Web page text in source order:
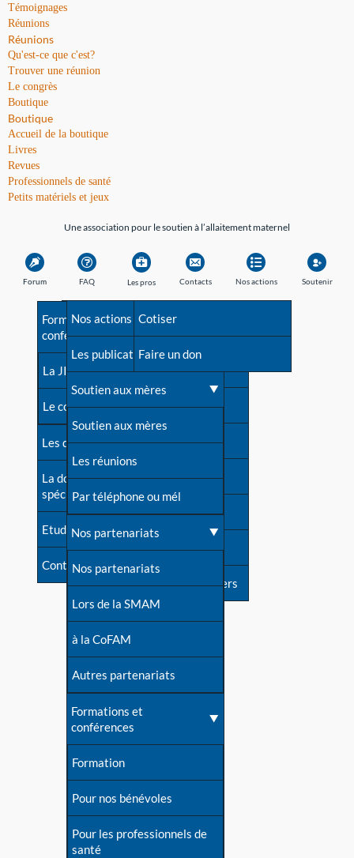
Témoignages
Réunions
Réunions
Qu'est-ce que c'est?
Trouver une réunion
Le congrès
Boutique
Boutique
Accueil de la boutique
Livres
Revues
Professionnels de santé
Petits matériels et jeux
Une association pour le soutien à l’allaitement maternel
Forum FAQ
Avant la naissance
Les débuts
Une difficulté d'allaitement ?
Cas particuliers
Mythes et vérités
Devenir animatrice ?
Une question sur le site
Les pros
Formations et
conférences
La JIA
Le congrès
Les dossiers de l'allaitement
La documentation
spécialisée
Etudes récentes
Contact
Contacts
Besoin d'aide?
Répertoire de tous les
contacts
Contact presse
Dossier de presse
Soutenir LLL
Livre d'or
Forum
S'inscrire à nos newsletters
Nos actions
Nos actions
Les publications
Soutien aux mères
Soutien aux mères
Les réunions
Par téléphone ou mél
Nos partenariats
Nos partenariats
Lors de la SMAM
à la CoFAM
Autres partenariats
Formations et
conférences
Formation
Pour nos bénévoles
Pour les professionnels de
santé
Soutenir
Cotiser
Faire un don